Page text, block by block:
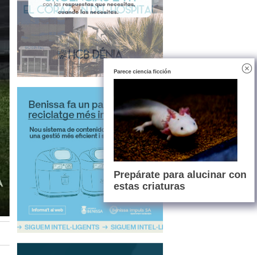
Parece ciencia ficción
Prepárate para alucinar con
estas criaturas